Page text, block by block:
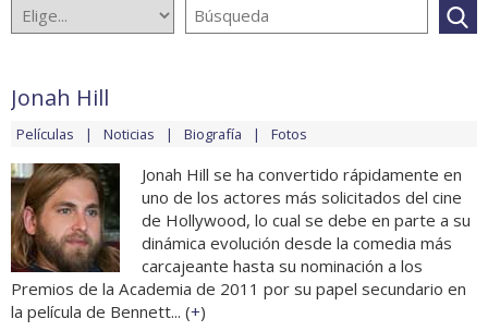
Jonah Hill
Películas Noticias Biografía Fotos
Jonah Hill se ha convertido rápidamente en
uno de los actores más solicitados del cine
de Hollywood, lo cual se debe en parte a su
dinámica evolución desde la comedia más
carcajeante hasta su nominación a los
Premios de la Academia de 2011 por su papel secundario en
la película de Bennett... (+)